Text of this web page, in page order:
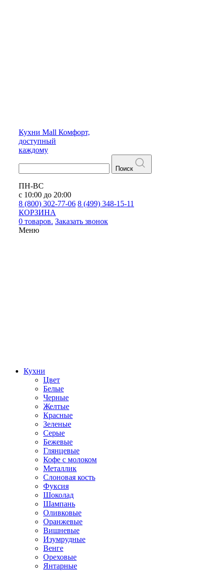
Кухни Mall Комфорт,
доступный
каждому
Поиск
ПН-ВС
с 10:00 до 20:00
8 (800) 302-77-06 8 (499) 348-15-11
КОРЗИНА
0 товаров. Заказать звонок
Меню
Кухни
Цвет
Белые
Черные
Желтые
Красные
Зеленые
Серые
Бежевые
Глянцевые
Кофе с молоком
Металлик
Слоновая кость
Фуксия
Шоколад
Шампань
Оливковые
Оранжевые
Вишневые
Изумрудные
Венге
Ореховые
Янтарные